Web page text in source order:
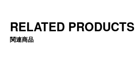
RELATED PRODUCTS
関連商品